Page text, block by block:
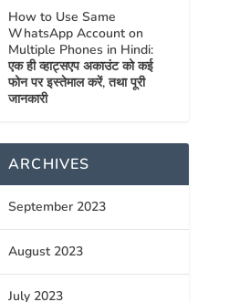
How to Use Same
WhatsApp Account on
Multiple Phones in Hindi:
एक ही व्हाट्सएप अकाउंट को कई
फोन पर इस्तेमाल करें, तथा पूरी
जानकारी
ARCHIVES
September 2023
August 2023
July 2023